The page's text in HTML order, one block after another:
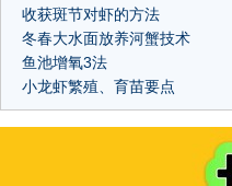
收获斑节对虾的方法
冬春大水面放养河蟹技术
鱼池增氧3法
小龙虾繁殖、育苗要点